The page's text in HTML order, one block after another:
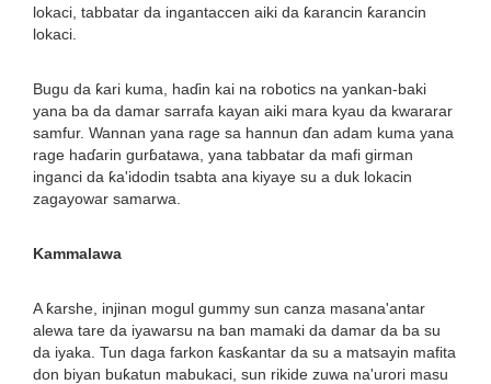
lokaci, tabbatar da ingantaccen aiki da ƙarancin ƙarancin
lokaci.
Bugu da ƙari kuma, haɗin kai na robotics na yankan-baki
yana ba da damar sarrafa kayan aiki mara kyau da kwararar
samfur. Wannan yana rage sa hannun ɗan adam kuma yana
rage haɗarin gurɓatawa, yana tabbatar da mafi girman
inganci da ƙa'idodin tsabta ana kiyaye su a duk lokacin
zagayowar samarwa.
Kammalawa
A ƙarshe, injinan mogul gummy sun canza masana'antar
alewa tare da iyawarsu na ban mamaki da damar da ba su
da iyaka. Tun daga farkon ƙasƙantar da su a matsayin mafita
don biyan buƙatun mabukaci, sun rikide zuwa na'urori masu